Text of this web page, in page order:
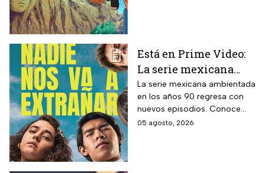
Está en Prime Video:
La serie mexicana
noventera de la que
todos están hablando
y que se ve en un fin
de semana
La serie mexicana ambientada
en los años 90 regresa con
nuevos episodios. Conoce
cuándo se estrena, qué
05 agosto, 2026